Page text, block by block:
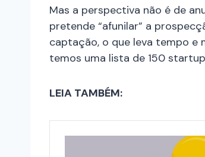
Mas a perspectiva não é de
pretende “afunilar” a
captação, o que leva tempo e
temos uma lista de 150
LEIA TAMBÉM: